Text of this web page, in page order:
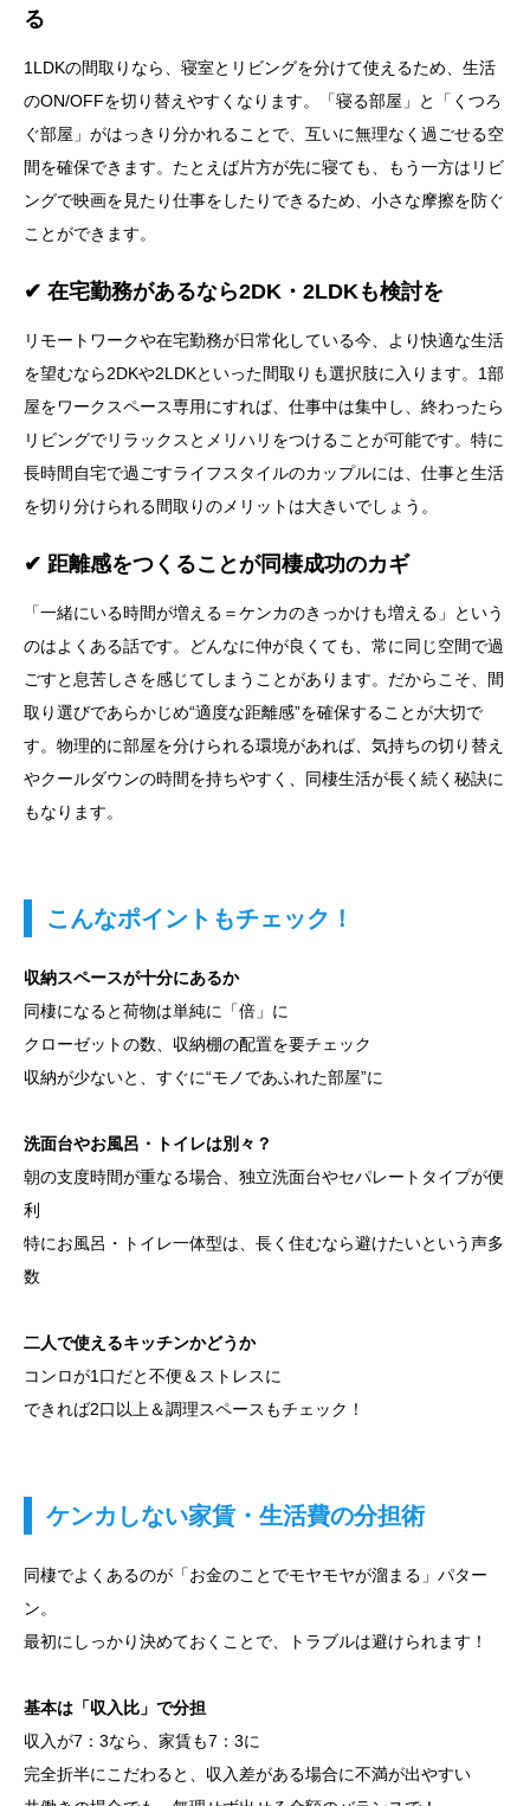
る
1LDKの間取りなら、寝室とリビングを分けて使えるため、生活
のON/OFFを切り替えやすくなります。「寝る部屋」と「くつろ
ぐ部屋」がはっきり分かれることで、互いに無理なく過ごせる空
間を確保できます。たとえば片方が先に寝ても、もう一方はリビ
ングで映画を見たり仕事をしたりできるため、小さな摩擦を防ぐ
ことができます。
✔ 在宅勤務があるなら2DK・2LDKも検討を
リモートワークや在宅勤務が日常化している今、より快適な生活
を望むなら2DKや2LDKといった間取りも選択肢に入ります。1部
屋をワークスペース専用にすれば、仕事中は集中し、終わったら
リビングでリラックスとメリハリをつけることが可能です。特に
長時間自宅で過ごすライフスタイルのカップルには、仕事と生活
を切り分けられる間取りのメリットは大きいでしょう。
✔ 距離感をつくることが同棲成功のカギ
「一緒にいる時間が増える＝ケンカのきっかけも増える」という
のはよくある話です。どんなに仲が良くても、常に同じ空間で過
ごすと息苦しさを感じてしまうことがあります。だからこそ、間
取り選びであらかじめ“適度な距離感”を確保することが大切で
す。物理的に部屋を分けられる環境があれば、気持ちの切り替え
やクールダウンの時間を持ちやすく、同棲生活が長く続く秘訣に
もなります。
こんなポイントもチェック！
収納スペースが十分にあるか
同棲になると荷物は単純に「倍」に
クローゼットの数、収納棚の配置を要チェック
収納が少ないと、すぐに“モノであふれた部屋”に
洗面台やお風呂・トイレは別々？
朝の支度時間が重なる場合、独立洗面台やセパレートタイプが便
利
特にお風呂・トイレ一体型は、長く住むなら避けたいという声多
数
二人で使えるキッチンかどうか
コンロが1口だと不便＆ストレスに
できれば2口以上＆調理スペースもチェック！
ケンカしない家賃・生活費の分担術
同棲でよくあるのが「お金のことでモヤモヤが溜まる」パター
ン。
最初にしっかり決めておくことで、トラブルは避けられます！
基本は「収入比」で分担
収入が7：3なら、家賃も7：3に
完全折半にこだわると、収入差がある場合に不満が出やすい